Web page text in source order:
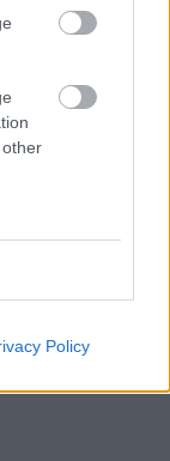
Policy
még kérjen